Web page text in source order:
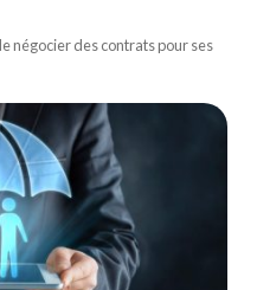
négocier des contrats pour ses